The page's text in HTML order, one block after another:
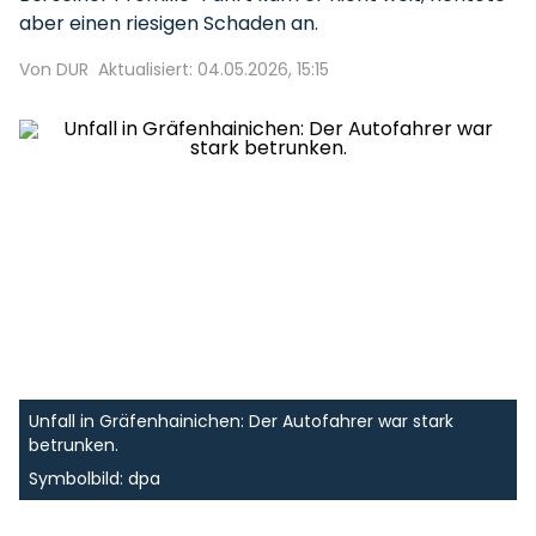
aber einen riesigen Schaden an.
Von DUR Aktualisiert: 04.05.2026, 15:15
Unfall in Gräfenhainichen: Der Autofahrer war stark
betrunken.
Symbolbild: dpa